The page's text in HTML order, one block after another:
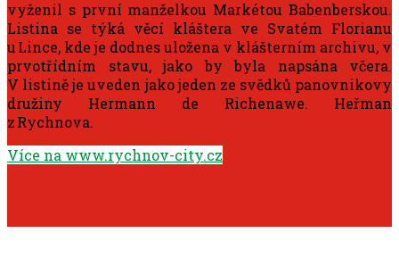
vyženil s první manželkou Markétou Babenberskou.
Listina se týká věcí kláštera ve Svatém Florianu
u Lince, kde je dodnes uložena v klášterním archivu, v
prvotřídním stavu, jako by byla napsána včera.
V listině je uveden jako jeden ze svědků panovnikovy
družiny Hermann de Richenawe. Heřman
z Rychnova.
Více na www.rychnov-city.cz